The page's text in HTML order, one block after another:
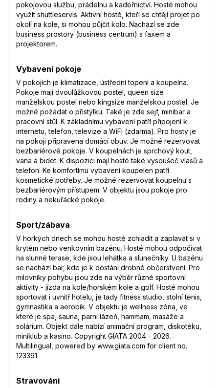
pokojovou službu, prádelnu a kadeřnictví. Hosté mohou
využít shuttleservis. Aktivní hosté, kteří se chtějí projet po
okolí na kole, si mohou půjčit kolo. Nachází se zde
business prostory (business centrum) s faxem a
projektorem.
Vybavení pokoje
V pokojích je klimatizace, ústřední topení a koupelna.
Pokoje mají dvoulůžkovou postel, queen size
manželskou postel nebo kingsize manželskou postel. Je
možné požádat o přistýlku. Také je zde sejf, minibar a
pracovní stůl. K základnímu vybavení patří připojení k
internetu, telefon, televize a WiFi (zdarma). Pro hosty je
na pokoji připravena domácí obuv. Je možné rezervovat
bezbariérové pokoje. V koupelnách je sprchový kout,
vana a bidet. K dispozici mají hosté také vysoušeč vlasů a
telefon. Ke komfortímu vybavení koupelen patří
kosmetické potřeby. Je možné rezervovat koupelnu s
bezbariérovým přístupem. V objektu jsou pokoje pro
rodiny a nekuřácké pokoje.
Sport/zábava
V horkých dnech se mohou hosté zchladit a zaplavat si v
krytém nebo venkovním bazénu. Hosté mohou odpočívat
na slunné terase, kde jsou lehátka a slunečníky. U bazénu
se nachází bar, kde je k dostání drobné občerstvení. Pro
milovníky pohybu jsou zde na výběr různé sportovní
aktivity - jízda na kole/horském kole a golf. Hosté mohou
sportovat i uvnitř hotelu, je tady fitness studio, stolní tenis,
gymnastika a aerobik. V objektu je wellness zóna, ve
které je spa, sauna, parní lázeň, hammam, masáže a
solárium. Objekt dále nabízí animační program, diskotéku,
miniklub a kasino. Copyright GIATA 2004 - 2026.
Multilingual, powered by www.giata.com for client no.
123391
Stravování